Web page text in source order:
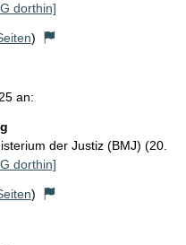
dorthin]
)
an:
der Justiz (BMJ) (20.
dorthin]
)